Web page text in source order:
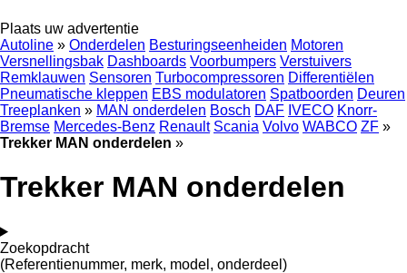
Plaats uw advertentie
Autoline » Onderdelen Besturingseenheiden Motoren
Versnellingsbak Dashboards Voorbumpers Verstuivers
Remklauwen Sensoren Turbocompressoren Differentiëlen
Pneumatische kleppen EBS modulatoren Spatboorden Deuren
Treeplanken » MAN onderdelen Bosch DAF IVECO Knorr-
Bremse Mercedes-Benz Renault Scania Volvo WABCO ZF »
Trekker MAN onderdelen »
Trekker MAN onderdelen
Zoekopdracht
(Referentienummer, merk, model, onderdeel)